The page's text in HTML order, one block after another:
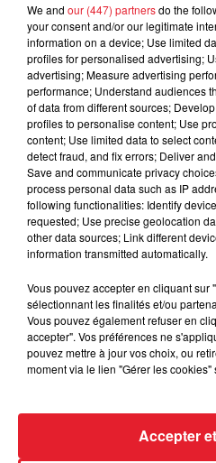
LES DERNIÈRES
Jay-Z se
d'un
Cassie met
masculine
Des vitres
entre...
Incendies
We and our (447) partnersdo the
your consent and/or our legitimate
information on a device; Use limited
profiles for personalised advertising;
advertising; Measure advertising
performance; Understand audiences
of data from different sources;
profiles to personalise content; Use
content; Use limited data to select
detect fraud, and fix errors; Deliver
Save and communicate privacy
process personal data such as IP
following functionalities: Identify
requested; Use precise geolocation
other data sources; Link different
information transmitted automatically.
Vous pouvez accepter en cliquant sur
sélectionnant les finalités et/ou
Vous pouvez également refuser en
accepter". Vos préférences ne
pouvez mettre à jour vos choix, ou
moment via le lien "Gérer les
Accepter